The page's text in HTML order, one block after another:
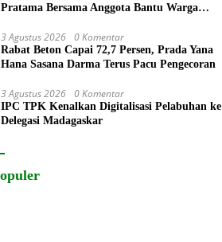
Pratama Bersama Anggota Bantu Warga
3 Agustus 2026 0 Komentar
Rabat Beton Capai 72,7 Persen, Prada Yana
Hana Sasana Darma Terus Pacu Pengecoran
3 Agustus 2026 0 Komentar
IPC TPK Kenalkan Digitalisasi Pelabuhan ke
Delegasi Madagaskar